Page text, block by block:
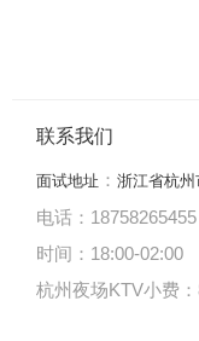
联系我们
面试地址 ： 浙江省杭
电话：18758265455
时间：18:00-02:00
杭州夜场KTV小费